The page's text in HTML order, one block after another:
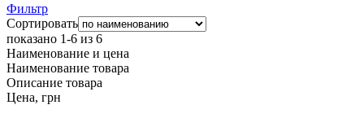
Фильтр
Сортировать
показано 1-6 из 6
Наименование и цена
Наименование товара
Описание товара
Цена, грн